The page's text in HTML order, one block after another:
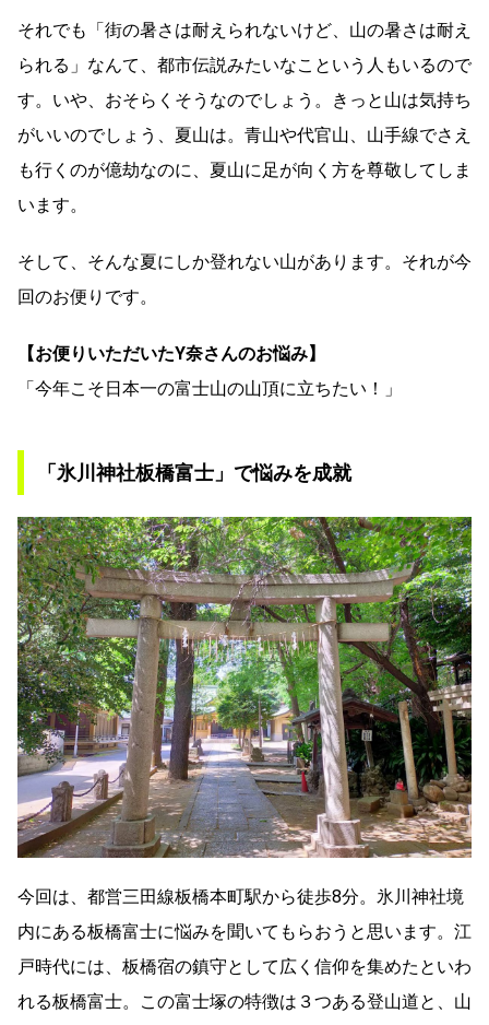
それでも「街の暑さは耐えられないけど、山の暑さは耐え
られる」なんて、都市伝説みたいなこという人もいるので
す。いや、おそらくそうなのでしょう。きっと山は気持ち
がいいのでしょう、夏山は。青山や代官山、山手線でさえ
も行くのが億劫なのに、夏山に足が向く方を尊敬してしま
います。
そして、そんな夏にしか登れない山があります。それが今
回のお便りです。
【お便りいただいたY奈さんのお悩み】
「今年こそ日本一の富士山の山頂に立ちたい！」
「氷川神社板橋富士」で悩みを成就
今回は、都営三田線板橋本町駅から徒歩8分。氷川神社境
内にある板橋富士に悩みを聞いてもらおうと思います。江
戸時代には、板橋宿の鎮守として広く信仰を集めたといわ
れる板橋富士。この富士塚の特徴は３つある登山道と、山